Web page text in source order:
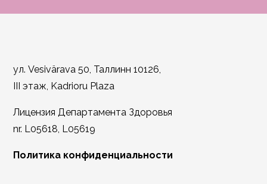
ул. Vesivärava 50, Таллинн 10126,
III этаж, Kadrioru Plaza
Лицензия Департамента Здоровья
nr. L05618, L05619
Политика конфиденциальности